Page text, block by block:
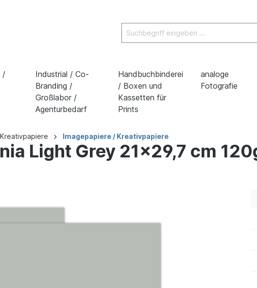
/
Industrial / Co-
Branding /
Großlabor /
Agenturbedarf
Handbuchbinderei
/ Boxen und
Kassetten für
Prints
analoge
Fotografie
Imagepapiere / Kreativpapiere
Light Grey 21x29,7 cm